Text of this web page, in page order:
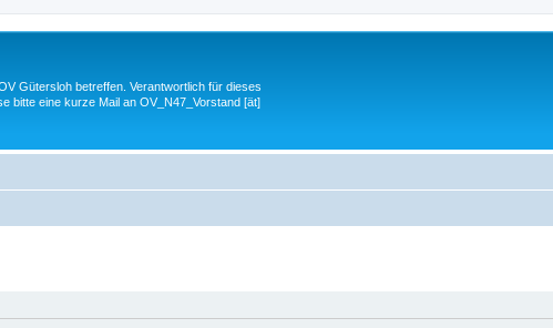
Gütersloh betreffen. Verantwortlich für dieses
bitte eine kurze Mail an OV_N47_Vorstand [ät]